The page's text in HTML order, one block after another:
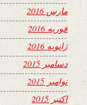
مارس 2016
فوریه 2016
ژانویه 2016
دسامبر 2015
نوامبر 2015
اکتبر 2015